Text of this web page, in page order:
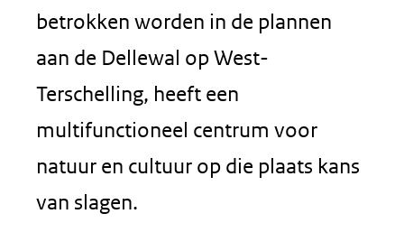
betrokken worden in de plannen
aan de Dellewal op West-
Terschelling, heeft een
multifunctioneel centrum voor
natuur en cultuur op die plaats kans
van slagen.